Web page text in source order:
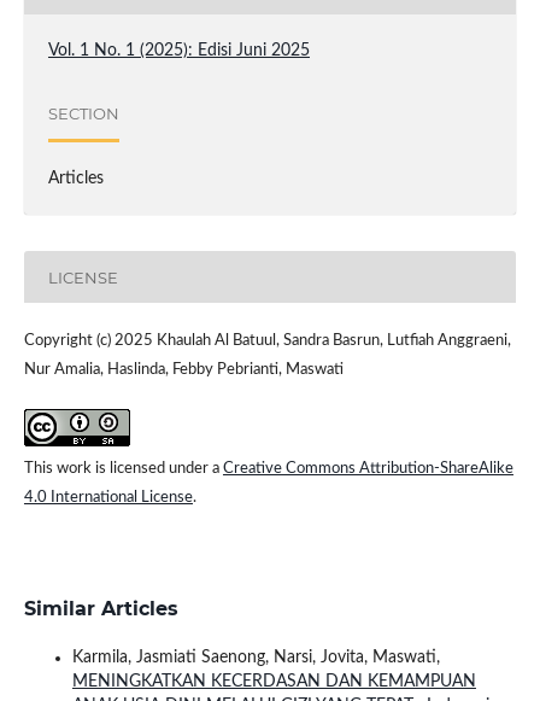
Vol. 1 No. 1 (2025): Edisi Juni 2025
SECTION
Articles
LICENSE
Copyright (c) 2025 Khaulah Al Batuul, Sandra Basrun, Lutfiah Anggraeni,
Nur Amalia, Haslinda, Febby Pebrianti, Maswati
This work is licensed under a Creative Commons Attribution-ShareAlike
4.0 International License.
Similar Articles
Karmila, Jasmiati Saenong, Narsi, Jovita, Maswati,
MENINGKATKAN KECERDASAN DAN KEMAMPUAN